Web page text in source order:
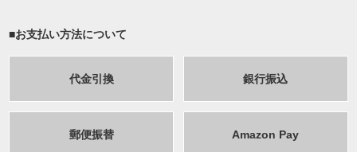
■お支払い方法について
代金引換 銀行振込
郵便振替 Amazon Pay